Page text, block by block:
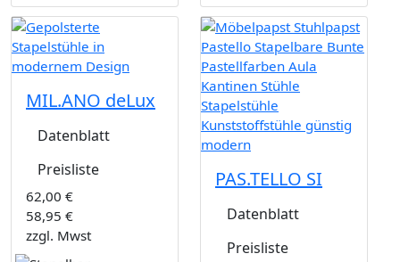
MIL.ANO deLux
Datenblatt
Preisliste
62,00 €
58,95 €
zzgl. Mwst
PAS.TELLO SI
Datenblatt
Preisliste